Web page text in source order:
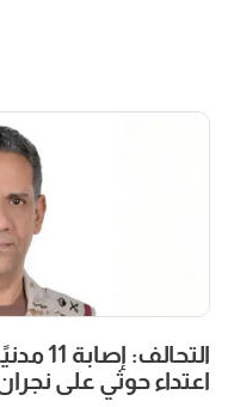
اعتداء حوثي على